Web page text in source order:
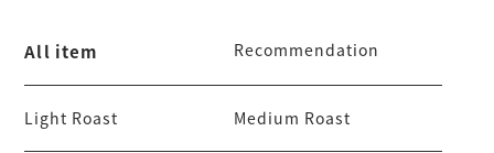
All item Recommendation
Light Roast Medium Roast